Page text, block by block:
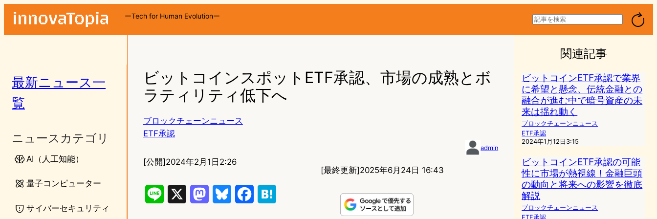
ーTech for Human Evolutionー
検
索
最新ニュース一
覧
ニュースカテゴリ
AI（人工知能）
量子コンピューター
サイバーセキュリティ
ビットコインスポットETF承認、市場の成熟とボ
ラティリティ低下へ
ブロックチェーンニュース
ETF承認
admin
[公開]2024年2月1日2:26
[最終更新]2025年6月24日 16:43
関連記事
ビットコインETF承認で業界
に希望と懸念、伝統金融との
融合が進む中で暗号資産の未
来は揺れ動く
ブロックチェーンニュース
ETF承認
2024年1月12日3:15
ビットコインETF承認の可能
性に市場が熱視線！金融巨頭
の動向と将来への影響を徹底
解説
ブロックチェーンニュース
ETF承認